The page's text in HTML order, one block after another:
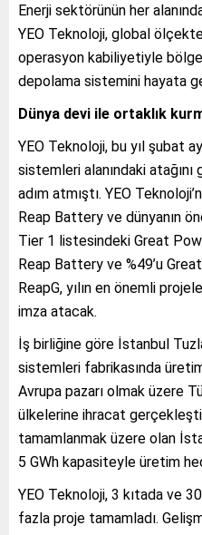
Enerji sektörünün her
YEO Teknoloji, global
operasyon kabiliyetiyle
depolama sistemini hayata
Dünya devi ile ortaklık
YEO Teknoloji, bu yıl şubat
sistemleri alanındaki
adım atmıştı. YEO
Reap Battery ve dünyanın
Tier 1 listesindeki Great
Reap Battery ve %49’u
ReapG, yılın en önemli
imza atacak.
İş birliğine göre İstanbul
sistemleri fabrikasında
Avrupa pazarı olmak üzere
ülkelerine ihracat
tamamlanmak üzere olan
5 GWh kapasiteyle üretim
YEO Teknoloji, 3 kıtada ve
fazla proje tamamladı.